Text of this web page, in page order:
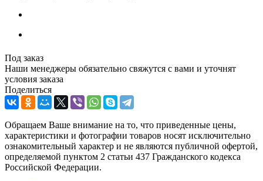
Под заказ
Наши менеджеры обязательно свяжутся с вами и уточнят
условия заказа
Поделиться
Обращаем Ваше внимание на то, что приведенные цены,
характеристики и фотографии товаров носят исключительно
ознакомительный характер и не являются публичной офертой,
определяемой пунктом 2 статьи 437 Гражданского кодекса
Российской Федерации.